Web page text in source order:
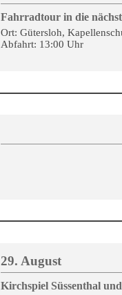
Fahrradtour in die
Ort: Gütersloh,
Abfahrt: 13:00 Uhr
29. August
Kirchspiel Süssenthal